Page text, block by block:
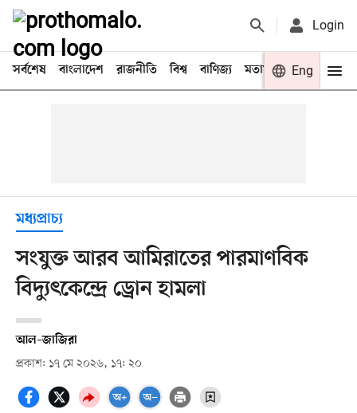
Login
সর্বশেষ বাংলাদেশ রাজনীতি বিশ্ব বাণিজ্য মতামত খেলা
Eng
মধ্যপ্রাচ্য
সংযুক্ত আরব আমিরাতের পারমাণবিক
বিদ্যুৎকেন্দ্রে ড্রোন হামলা
আল–জাজিরা
প্রকাশ: ১৭ মে ২০২৬, ১৭: ২০